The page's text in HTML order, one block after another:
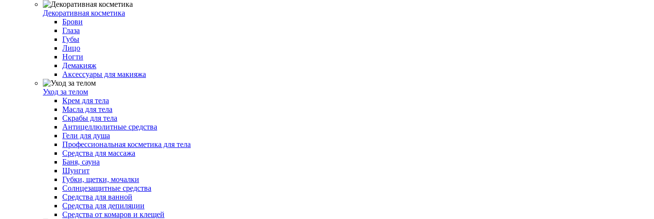
Декоративная косметика
Брови
Глаза
Губы
Лицо
Ногти
Демакияж
Аксессуары для макияжа
Уход за телом
Крем для тела
Масла для тела
Скрабы для тела
Антицеллюлитные средства
Гели для душа
Профессиональная косметика для тела
Средства для массажа
Баня, сауна
Шунгит
Губки, щетки, мочалки
Солнцезащитные средства
Средства для ванной
Средства для депиляции
Средства от комаров и клещей